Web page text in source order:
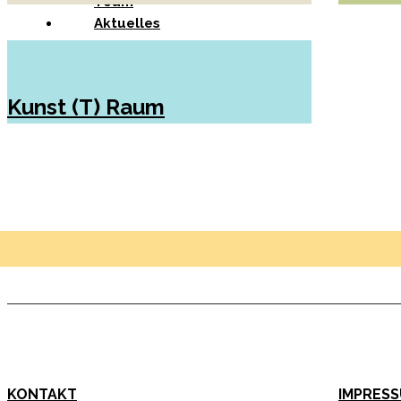
Aktuelles
Kunst (T) Raum
KONTAKT